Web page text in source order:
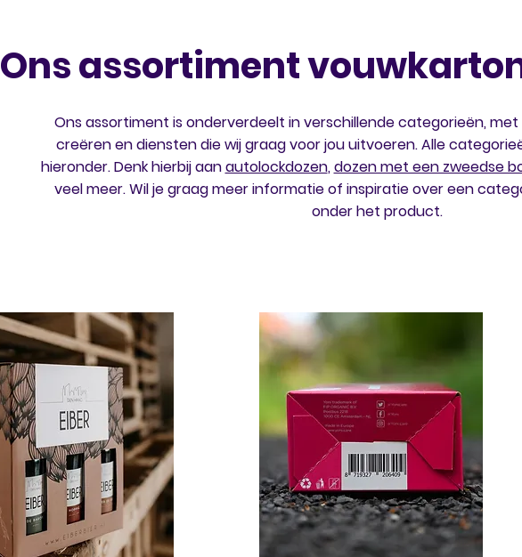
Ons assortiment
Ons assortiment is onderverdeelt in verschillende categorieën,
creëren en diensten die wij graag voor jou uitvoeren. Alle
hieronder. Denk hierbij aanautolockdozen,dozen met een zweedse
veel meer. Wil je graag meer informatie of inspiratie over een
onder het product.